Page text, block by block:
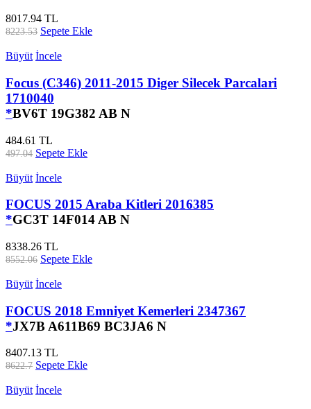
8017.94 TL
8223.53 Sepete Ekle
Büyüt İncele
Focus (C346) 2011-2015 Diger Silecek Parcalari
1710040
*BV6T 19G382 AB N
484.61 TL
497.04 Sepete Ekle
Büyüt İncele
FOCUS 2015 Araba Kitleri 2016385
*GC3T 14F014 AB N
8338.26 TL
8552.06 Sepete Ekle
Büyüt İncele
FOCUS 2018 Emniyet Kemerleri 2347367
*JX7B A611B69 BC3JA6 N
8407.13 TL
8622.7 Sepete Ekle
Büyüt İncele